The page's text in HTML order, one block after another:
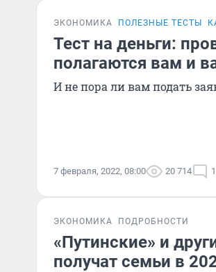
ЭКОНОМИКА ПОЛЕЗНЫЕ ТЕСТЫ
Тест на деньги:
полагаются вам и
И не пора ли вам подать
7 февраля, 2022, 08:00 20 714
ЭКОНОМИКА ПОДРОБНОСТИ
«Путинские» и
получат семьи в